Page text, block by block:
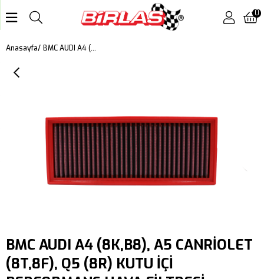
0
Anasayfa BMC AUDI A4 (8K,B8), A5 CANRİOLET (8T,8F), Q5 (8R) KUTU İÇİ PERFORMANS HAVA FİLTRESİ FB545/20
BMC AUDI A4 (8K,B8), A5 CANRİOLET
(8T,8F), Q5 (8R) KUTU İÇİ